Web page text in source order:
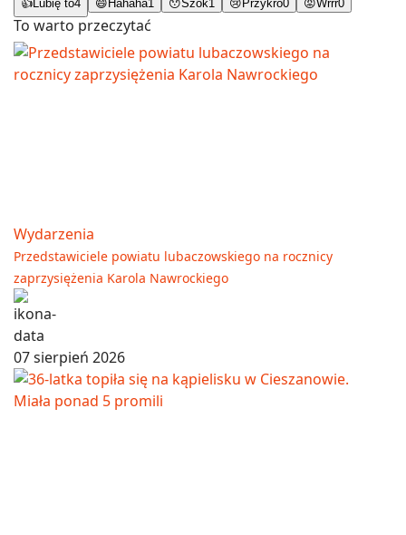
👍 Lubię to4 😄 Hahaha1 😯Szok1 😢 Przykro0 😡Wrrr0
To warto przeczytać
Wydarzenia
Przedstawiciele powiatu lubaczowskiego na rocznicy
zaprzysiężenia Karola Nawrockiego
07 sierpień 2026